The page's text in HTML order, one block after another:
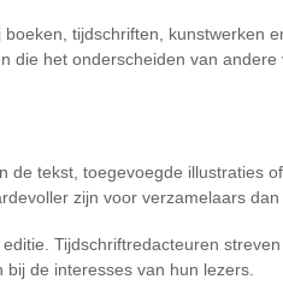
tijdschriften, kunstwerken
die het onderscheiden van andere
de tekst, toegevoegde illustraties
zijn voor verzamelaars dan
Tijdschriftredacteuren
de interesses van hun lezers.